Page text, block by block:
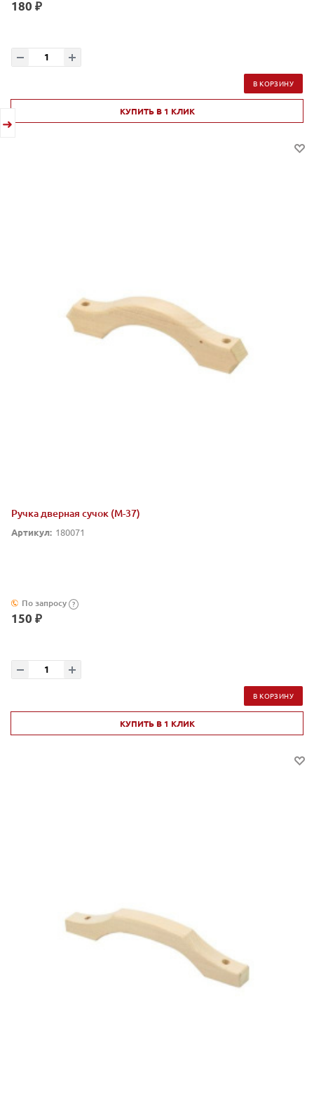
180 ₽
В КОРЗИНУ
КУПИТЬ В 1 КЛИК
Ручка дверная сучок (М-37)
Артикул: 180071
По запросу ?
150 ₽
В КОРЗИНУ
КУПИТЬ В 1 КЛИК